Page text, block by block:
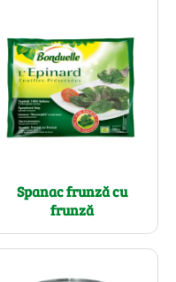
Spanac frunză cu
frunză